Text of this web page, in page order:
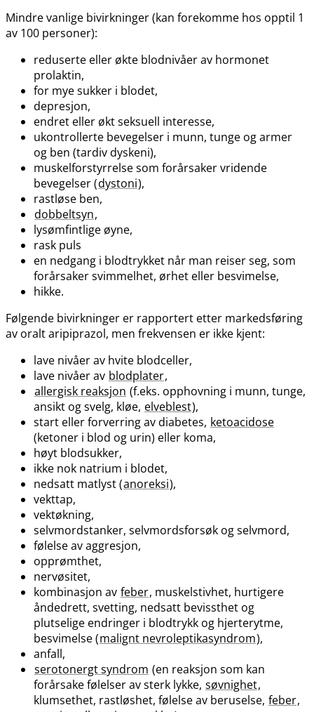
Mindre vanlige bivirkninger (kan forekomme hos opptil 1
av 100 personer):
reduserte eller økte blodnivåer av hormonet
prolaktin,
for mye sukker i blodet,
depresjon,
endret eller økt seksuell interesse,
ukontrollerte bevegelser i munn, tunge og armer
og ben (tardiv dyskeni),
muskelforstyrrelse som forårsaker vridende
bevegelser (dystoni),
rastløse ben,
dobbeltsyn,
lysømfintlige øyne,
rask puls
en nedgang i blodtrykket når man reiser seg, som
forårsaker svimmelhet, ørhet eller besvimelse,
hikke.
Følgende bivirkninger er rapportert etter markedsføring
av oralt aripiprazol, men frekvensen er ikke kjent:
lave nivåer av hvite blodceller,
lave nivåer av blodplater,
allergisk reaksjon (f.eks. opphovning i munn, tunge,
ansikt og svelg, kløe, elveblest),
start eller forverring av diabetes, ketoacidose
(ketoner i blod og urin) eller koma,
høyt blodsukker,
ikke nok natrium i blodet,
nedsatt matlyst (anoreksi),
vekttap,
vektøkning,
selvmordstanker, selvmordsforsøk og selvmord,
følelse av aggresjon,
opprømthet,
nervøsitet,
kombinasjon av feber, muskelstivhet, hurtigere
åndedrett, svetting, nedsatt bevissthet og
plutselige endringer i blodtrykk og hjerterytme,
besvimelse (malignt nevroleptikasyndrom),
anfall,
serotonergt syndrom (en reaksjon som kan
forårsake følelser av sterk lykke, søvnighet,
klumsethet, rastløshet, følelse av beruselse, feber,